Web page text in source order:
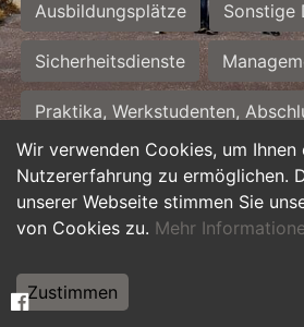
Wir verwenden Cookies, um Ihnen
Nutzererfahrung zu ermöglichen.
unserer Webseite stimmen Sie
von Cookies zu. Mehr
Zustimmen
Ausbildungsplätze Sonstige
Sicherheitsdienste
Praktika, Werkstudenten,
Personalwesen Assistenz,
Hilfskräfte, Aushilfs- und
Weiterbildung, Studium, duale